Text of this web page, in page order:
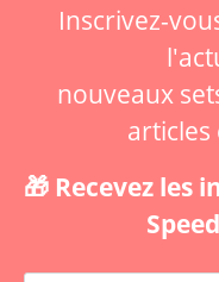
Inscrivez-
nouveaux
articles
🎁 Recevez les